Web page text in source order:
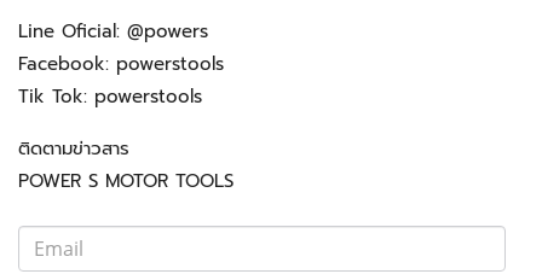
Line Oficial: @powers
Facebook: powerstools
Tik Tok: powerstools
ติดตามข่าวสาร
POWER S MOTOR TOOLS